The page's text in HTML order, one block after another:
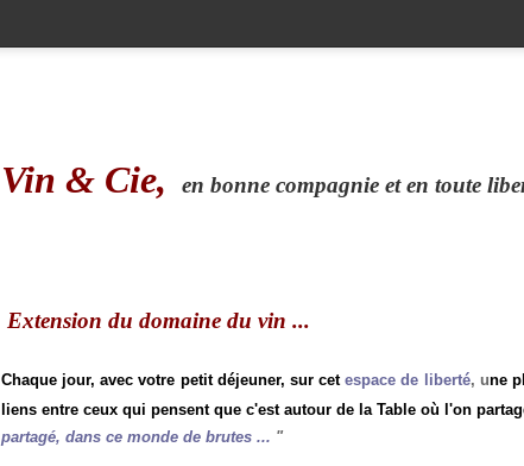
Vin & Cie, en bonne compagnie et en toute
Extension du domaine du vin ...
Chaque jour, avec votre petit déjeuner, sur cetespace de liberté, une
liens entre ceux qui pensent que c'est autour de la Table où l'on
partagé, dans ce monde de brutes ... "